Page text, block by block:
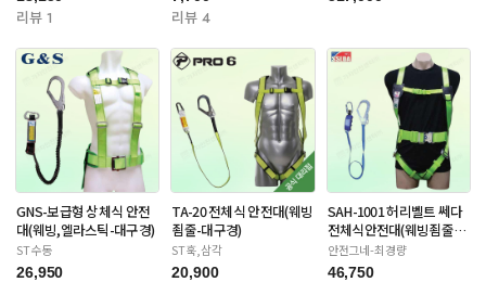
리뷰 1 리뷰 4
GNS-보급형 상체식 안전
대(웨빙,엘라스틱-대구경)
ST수동
26,950
TA-20 전체식 안전대(웨빙
죔줄-대구경)
ST훅,삼각
20,900
SAH-1001 허리벨트 쎄다
전체식안전대(웨빙죔줄-
대구경)
안전그네-최경량
46,750